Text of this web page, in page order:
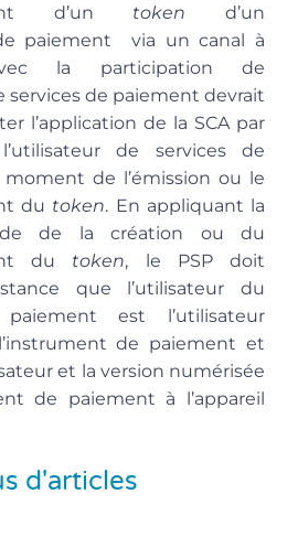
d’un tokend’un
paiement via un canal à
la participation de
services de paiement devrait
l’application de la SCA par
de services de
de l’émission ou le
du token. En appliquant la
de la création ou du
du token, le PSP doit
que l’utilisateur du
est l’utilisateur
de paiement et
et la version numérisée
de paiement à l’appareil
d'articles